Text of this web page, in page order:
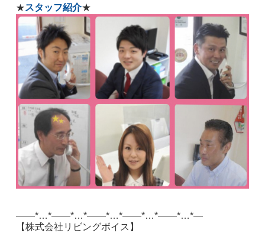
★スタッフ紹介★
——*…*——*…*——*…*——*…*——*…*—
【株式会社リビングボイス】